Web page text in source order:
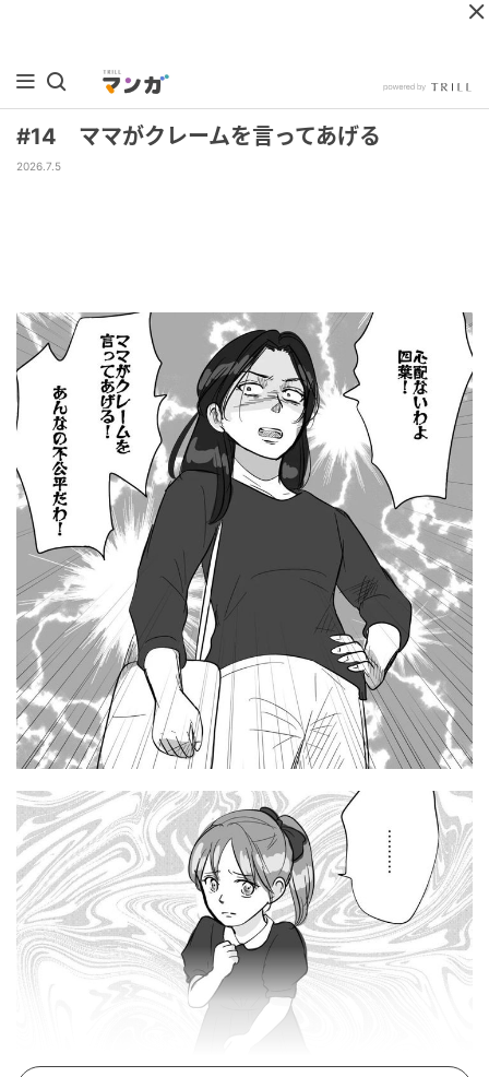
#14 ママがクレームを言ってあげる
2026.7.5